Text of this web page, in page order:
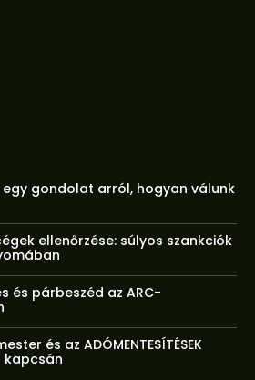
egy gondolat arról, hogyan válunk
ellenőrzése: súlyos szankciók
és párbeszéd az ARC-
és az ADÓMENTESÍTÉSEK
kapcsán